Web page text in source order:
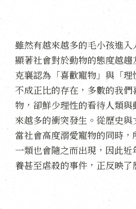
雖然有越來越多的毛小孩進
顯著社會對於動物的態度越
克襄認為「喜歡寵物」與「
不成正比的存在，多數的我
物，卻鮮少理性的看待人類
來越多的衝突發生。從歷史與
當社會高度溺愛寵物的同時
一類也會隨之而出現，因此
養甚至虐殺的事件，正反映了